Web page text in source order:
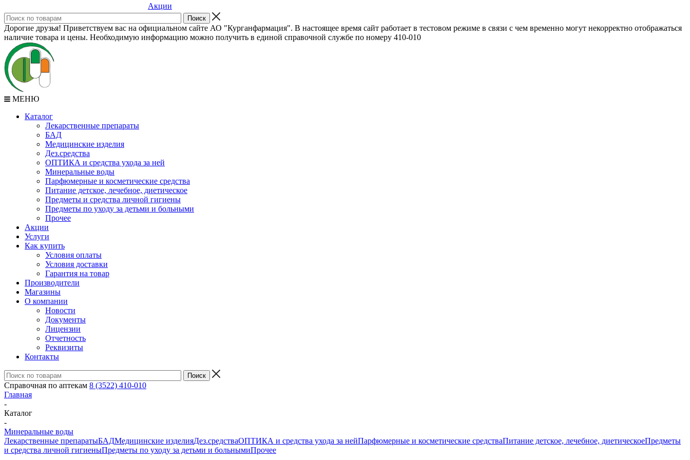
Акции
Дорогие друзья! Приветствуем вас на официальном сайте АО "Курганфармация". В настоящее время сайт работает в тестовом режиме в связи с чем временно могут некорректно отображаться
наличие товара и цены. Необходимую информацию можно получить в единой справочной службе по номеру 410-010
МЕНЮ
Каталог
Лекарственные препараты
БАД
Медицинские изделия
Дез.средства
ОПТИКА и средства ухода за ней
Минеральные воды
Парфюмерные и косметические средства
Питание детское, лечебное, диетическое
Предметы и средства личной гигиены
Предметы по уходу за детьми и больными
Прочее
Акции
Услуги
Как купить
Условия оплаты
Условия доставки
Гарантия на товар
Производители
Магазины
О компании
Новости
Документы
Лицензии
Отчетность
Реквизиты
Контакты
Справочная по аптекам 8 (3522) 410-010
Главная
-
Каталог
-
Минеральные воды
Лекарственные препаратыБАДМедицинские изделияДез.средстваОПТИКА и средства ухода за нейПарфюмерные и косметические средстваПитание детское, лечебное, диетическоеПредметы
и средства личной гигиеныПредметы по уходу за детьми и больнымиПрочее